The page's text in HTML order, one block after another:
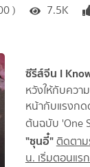
) 7.5K
ซีรีส์จีน I
หวังให้กับควา
หน้ากับแรงกด
ต้นฉบับ 'One
"ซุนอี๋"ติดตาม
น. เริ่มตอนแร